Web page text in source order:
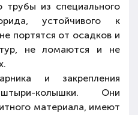
трубы из специального
устойчивого к
портятся от осадков и
не ломаются и не
и закрепления
штыри-колышки. Они
материала, имеют